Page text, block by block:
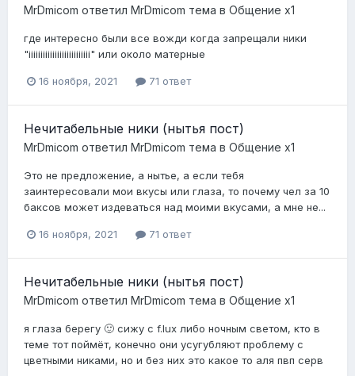
MrDmicom ответил MrDmicom тема в Общение x1
где интересно были все вожди когда запрещали ники
"iiiiiiiiiiiiiiiiiiiiiiiiii" или около матерные
16 ноября, 2021 71 ответ
Нечитабельные ники (нытья пост)
MrDmicom ответил MrDmicom тема в Общение x1
Это не предложение, а нытье, а если тебя
заинтересовали мои вкусы или глаза, то почему чел за 10
баксов может издеваться над моими вкусами, а мне не...
16 ноября, 2021 71 ответ
Нечитабельные ники (нытья пост)
MrDmicom ответил MrDmicom тема в Общение x1
я глаза берегу 🙂 сижу с f.lux либо ночным светом, кто в
теме тот поймёт, конечно они усугубляют проблему с
цветными никами, но и без них это какое то аля пвп серв